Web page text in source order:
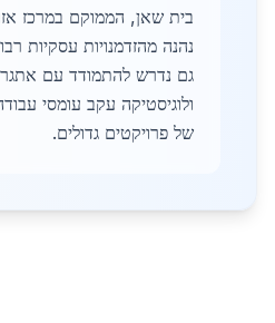
בית שאן, הממוקם במרכז
נהנה מהזדמנויות עסקיות
גם נדרש להתמודד עם
ולוגיסטיקה עקב עומסי
של פרויקטים גדולים.